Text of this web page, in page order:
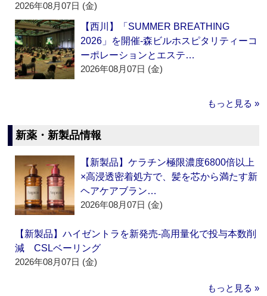
2026年08月07日 (金)
【西川】「SUMMER BREATHING
2026」を開催‐森ビルホスピタリティーコ
ーポレーションとエステ…
2026年08月07日 (金)
もっと見る »
新薬・新製品情報
【新製品】ケラチン極限濃度6800倍以上
×高浸透密着処方で、髪を芯から満たす新
ヘアケアブラン…
2026年08月07日 (金)
【新製品】ハイゼントラを新発売‐高用量化で投与本数削
減 CSLベーリング
2026年08月07日 (金)
もっと見る »